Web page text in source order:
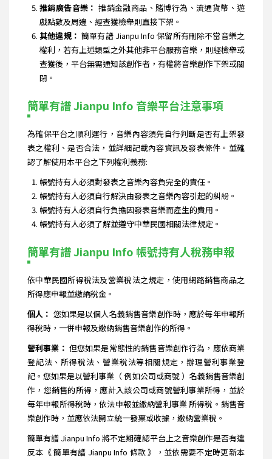
推銷廣告音樂： 推銷金融商品、賭博行為、流通貨幣、遊
戲點數及周邊、經查獲檢舉則直接下架。
其他違規： 簡單有譜 Jianpu Info 保留所有刪除不當音樂之
權利，若有上述類型之外其他非平台服務音樂，則經檢舉或
查獲後，平台無需通知該創作者，有權將音樂創作下架或關
閉。
簡單有譜 Jianpu Info 音樂平台注意事項
為確保平台之順利運行，音樂內容須先自行判斷是否有上架發
表之權利、是否合法，並詳細記載內容資訊及發表條件。並確
認了解使用本平台之下列權利義務:
帳號持有人必須對發表之音樂內容負完全的責任。
帳號持有人必須自行解決由發表之音樂內容引起的糾紛。
帳號持有人必須自行負擔因發表音樂而產生的費用。
帳號持有人必須了解並遵守中華民國相關法律規定。
簡單有譜 Jianpu Info 帳號持有人稅務申報
依中華民國所得稅法及營業稅法之規定，使用網路銷售商品之
所得應申報並繳納稅金。
個人： 您如果是以個人名義銷售音樂創作時，應於每年申報所
得稅時，一併申報及繳納銷售音樂創作的所得。
營利事業： 但您如果是常態性的銷售音樂創作行為，應依商業
登記法、所得稅法、營業稅法等相關規定，辦理營利事業登
記。您如果是以營利事業（ 例如公司或商號 ）名義銷售音樂創
作，您銷售的所得，應計入該公司或商號營利事業所得，並於
每年申報所得稅時，依法申報並繳納營利事業 所得稅。銷售音
樂創作時，並應依法開立統一發票或收據，繳納營業稅。
簡單有譜 Jianpu Info 將不定期確認平台上之音樂創作是否有違
反本《 簡單有譜 Jianpu Info 條款 》，並依需要不定時更新本